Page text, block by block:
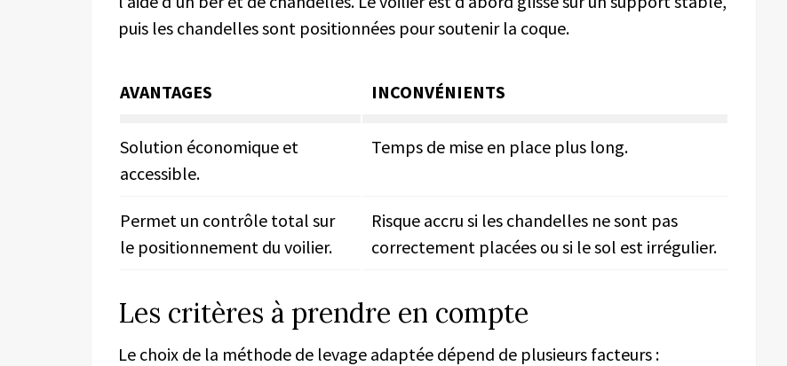
puis les chandelles sont positionnées pour soutenir la coque.
AVANTAGES INCONVÉNIENTS
Solution économique et
accessible.
Temps de mise en place plus long.
Permet un contrôle total sur
le positionnement du voilier.
Risque accru si les chandelles ne sont pas
correctement placées ou si le sol est irrégulier.
Les critères à prendre en compte
Le choix de la méthode de levage adaptée dépend de plusieurs facteurs :